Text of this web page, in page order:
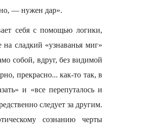
— нужен дар».
себя с помощью логики,
на сладкий «узнаванья миг»
собой, вдруг, без видимой
прекрасно... как-то так, в
и «все перепуталось и
следует за другим.
сознанию черты